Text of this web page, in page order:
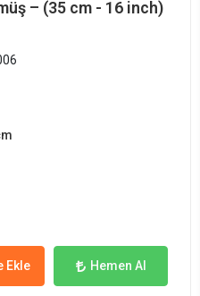
– (35 cm - 16 inch)
Ekle Hemen Al